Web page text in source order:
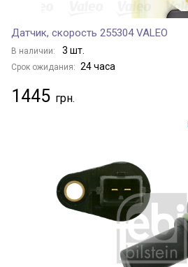
Датчик, скорость 255304 VALEO
В наличии: 3 шт.
Срок ожидания: 24 часа
1445